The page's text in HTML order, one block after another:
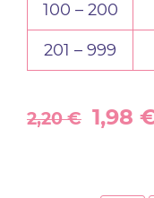
100 – 200
201 – 999
2,20€ El
1,98